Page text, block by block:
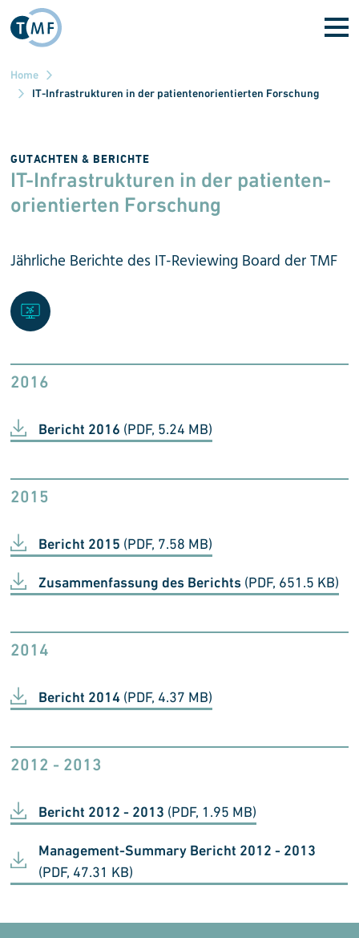
Skip to main content
Home
IT-Infrastrukturen in der patientenorientierten Forschung
GUTACHTEN & BERICHTE
IT-Infrastrukturen in der pa­tienten­
orientierten Forschung
Jährliche Berichte des IT-Reviewing Board der TMF
2016
Bericht 2016 (PDF, 5.24 MB)
2015
Bericht 2015 (PDF, 7.58 MB)
Zusammenfassung des Berichts (PDF, 651.5 KB)
2014
Bericht 2014 (PDF, 4.37 MB)
2012 - 2013
Bericht 2012 - 2013 (PDF, 1.95 MB)
Management-Summary Bericht 2012 - 2013
(PDF, 47.31 KB)